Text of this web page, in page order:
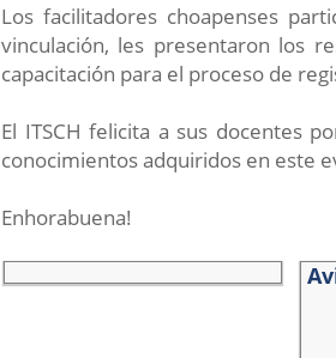
Los facilitadores choapenses
vinculación, les presentaron los
capacitación para el proceso de
El ITSCH felicita a sus docentes
conocimientos adquiridos en este
Enhorabuena!